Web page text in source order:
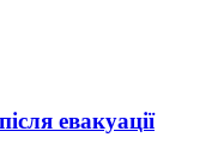
евакуації